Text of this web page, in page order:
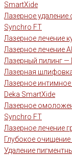
SmartXide
Лазерное удаление
Synchro FT
Лазерное лечение
Лазерное лечение
Лазерный пилинг —
Лазерная
Лазерное интимное
Deka SmartXide
Лазерное
Synchro FT
Лазерное лечение
Глубокое
Удаление